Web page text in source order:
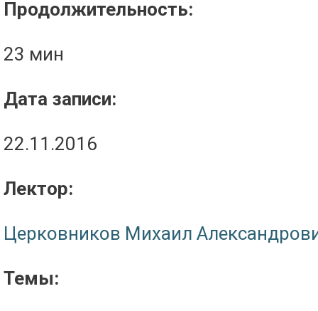
Продолжительность:
23 мин
Дата записи:
22.11.2016
Лектор:
Церковников Михаил
Темы: